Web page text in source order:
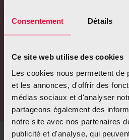
Consentement Détails
Ce site web utilise des cookies
Les cookies nous permettent de
et les annonces, d'offrir des
médias sociaux et d'analyser
partageons également des
notre site avec nos partenaires
publicité et d'analyse, qui